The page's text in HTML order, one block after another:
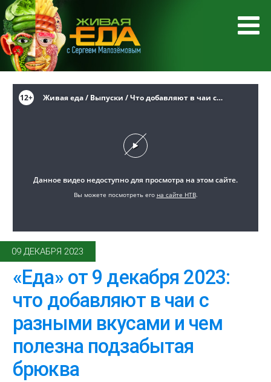
09 ДЕКАБРЯ 2023
«Еда» от 9 декабря 2023:
что добавляют в чаи с
разными вкусами и чем
полезна подзабытая
брюква